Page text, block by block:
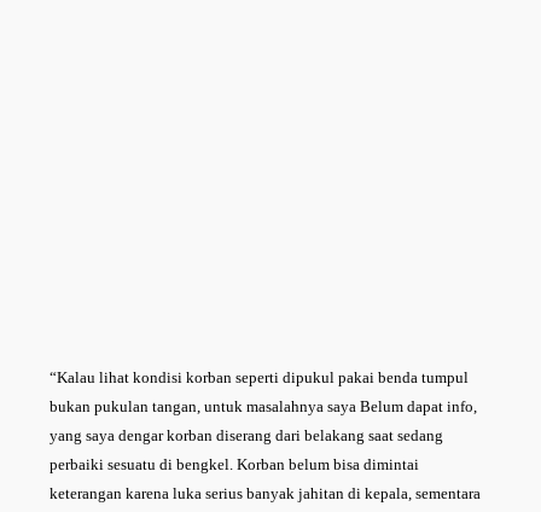
“Kalau lihat kondisi korban seperti dipukul pakai benda tumpul
bukan pukulan tangan, untuk masalahnya saya Belum dapat info,
yang saya dengar korban diserang dari belakang saat sedang
perbaiki sesuatu di bengkel. Korban belum bisa dimintai
keterangan karena luka serius banyak jahitan di kepala, sementara